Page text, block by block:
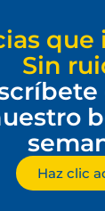
que
Sin
Haz clic